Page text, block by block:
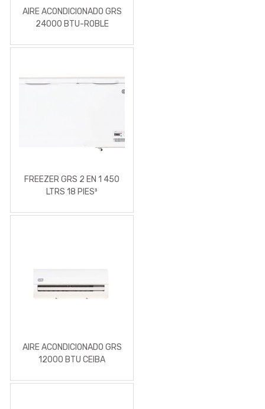
AIRE ACONDICIONADO GRS
24000 BTU-ROBLE
FREEZER GRS 2 EN 1 450
LTRS 18 PIES³
AIRE ACONDICIONADO GRS
12000 BTU CEIBA
EVAPORADOR